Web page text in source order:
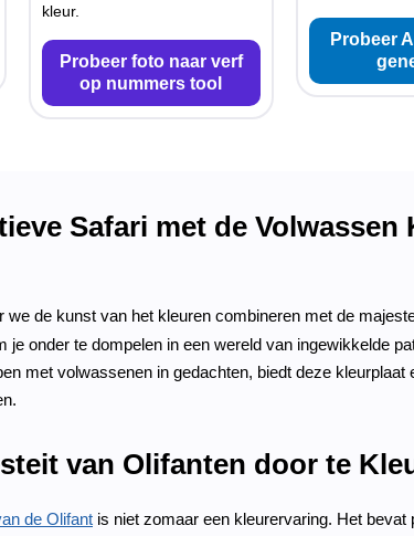
kleur.
Probeer foto naar verf
op nummers tool
Probeer
Safari met de
we de kunst van het kleuren combineren met de
je onder te dompelen in een wereld van ingewikkelde
met volwassenen in gedachten, biedt deze
van Olifanten door te
de Olifant is niet zomaar een kleurervaring. Het